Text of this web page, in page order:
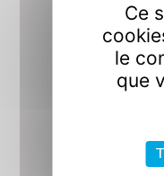
Ce
le
que